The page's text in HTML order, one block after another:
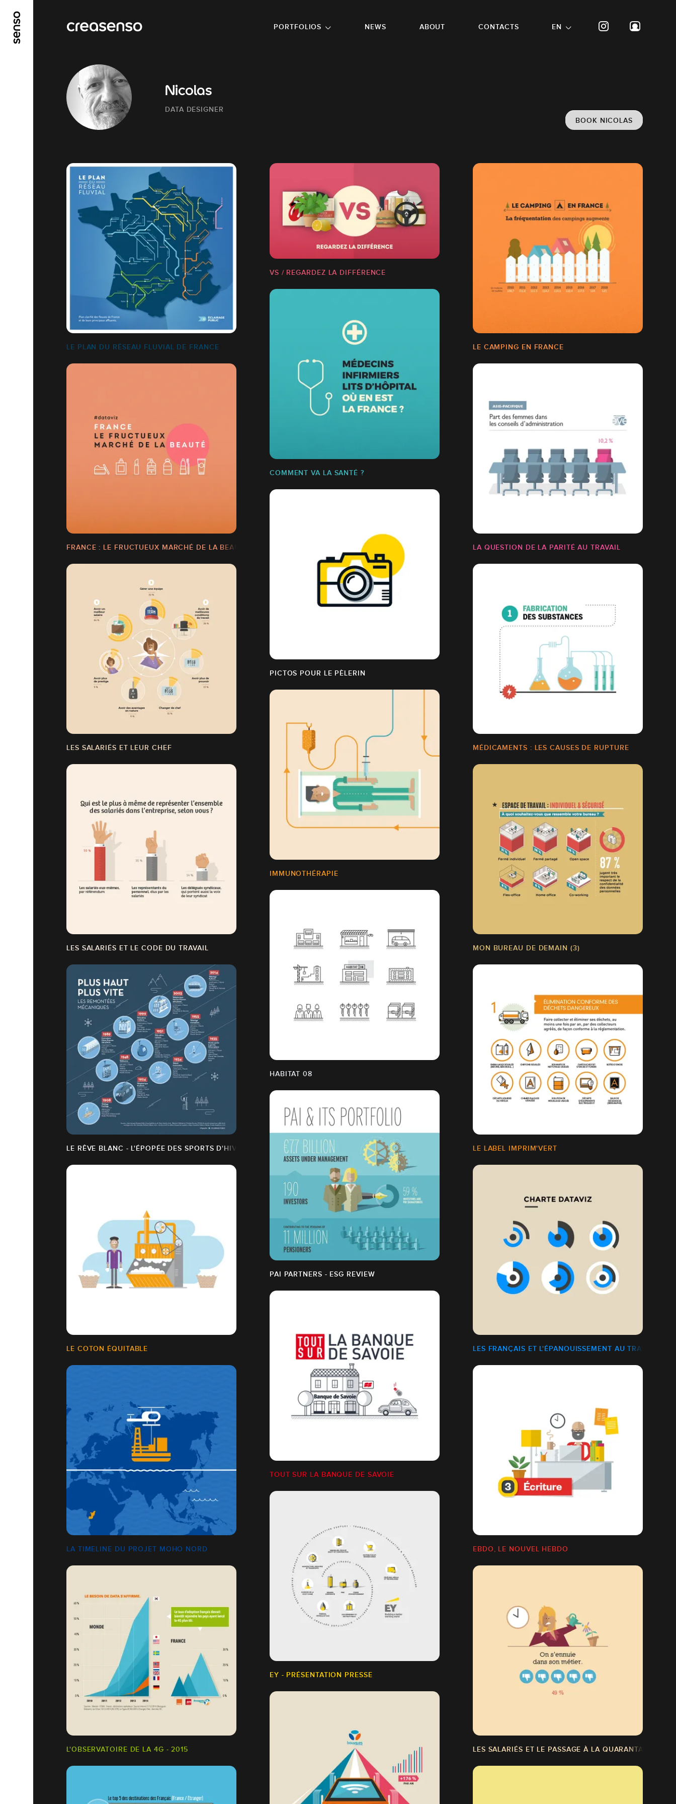
PORTFOLIOS
NEWS ABOUT CONTACTS EN
Nicolas
DATA DESIGNER
BOOK NICOLAS
LE PLAN DU RÉSEAU FLUVIAL DE FRANCE
VS / REGARDEZ LA DIFFÉRENCE
LE CAMPING EN FRANCE
COMMENT VA LA SANTÉ ?
FRANCE : LE FRUCTUEUX MARCHÉ DE LA BEAUTÉ LA QUESTION DE LA PARITÉ AU TRAVAIL
PICTOS POUR LE PÈLERIN
LES SALARIÉS ET LEUR CHEF MÉDICAMENTS : LES CAUSES DE RUPTURE
IMMUNOTHÉRAPIE
LES SALARIÉS ET LE CODE DU TRAVAIL MON BUREAU DE DEMAIN (3)
HABITAT 08
LE RÊVE BLANC - L'ÉPOPÉE DES SPORTS D'HIVER LE LABEL IMPRIM'VERT
PAI PARTNERS - ESG REVIEW
LE COTON ÉQUITABLE LES FRANÇAIS ET L'ÉPANOUISSEMENT AU TRAVAIL
TOUT SUR LA BANQUE DE SAVOIE
LA TIMELINE DU PROJET MOHO NORD EBDO, LE NOUVEL HEBDO
EY - PRÉSENTATION PRESSE
L'OBSERVATOIRE DE LA 4G - 2015 LES SALARIÉS ET LE PASSAGE À LA QUARANTAINE